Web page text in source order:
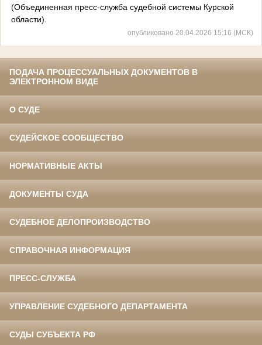
(Объединенная пресс-служба судебной системы Курской
области).
опубликовано 20.04.2026 15:16 (МСК)
ПОДАЧА ПРОЦЕССУАЛЬНЫХ ДОКУМЕНТОВ В
ЭЛЕКТРОННОМ ВИДЕ
О СУДЕ
СУДЕЙСКОЕ СООБЩЕСТВО
НОРМАТИВНЫЕ АКТЫ
ДОКУМЕНТЫ СУДА
СУДЕБНОЕ ДЕЛОПРОИЗВОДСТВО
СПРАВОЧНАЯ ИНФОРМАЦИЯ
ПРЕСС-СЛУЖБА
УПРАВЛЕНИЕ СУДЕБНОГО ДЕПАРТАМЕНТА
СУДЫ СУБЪЕКТА РФ